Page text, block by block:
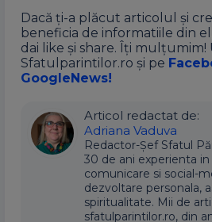
Dacă ți-a plăcut articolul și
beneficia de informatiile din
dai like și share. Îți mulțumim!
Sfatulparintilor.ro și pe
GoogleNews!
Articol redactat de:
Adriana Vaduva
Redactor-Șef Sfatul
30 de ani experienta in
comunicare si social-
dezvoltare personala,
spiritualitate. Mii de
sfatulparintilor.ro, din